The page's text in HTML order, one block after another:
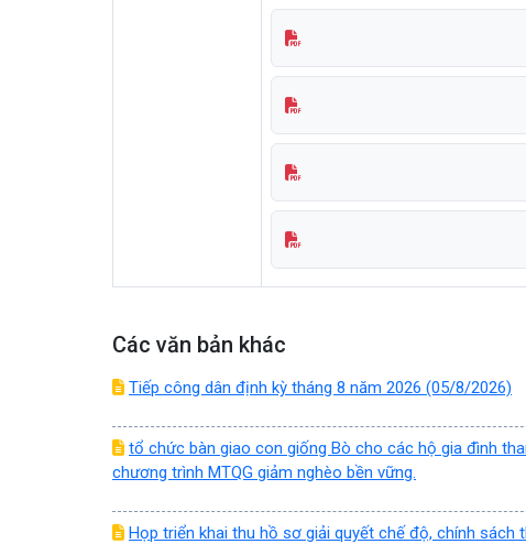
Các văn bản khác
Tiếp công dân định kỳ tháng 8 năm 2026 (05/8/2026)
tổ chức bàn giao con giống Bò cho các hộ gia đình
chương trình MTQG giảm nghèo bền vững.
Họp triển khai thu hồ sơ giải quyết chế độ, chính sách